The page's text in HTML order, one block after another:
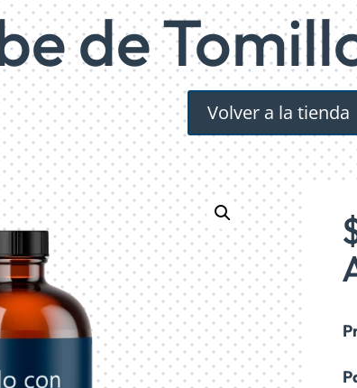
de
Volver a la tienda